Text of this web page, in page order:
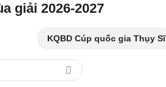
giải 2026-2027
KQBD Cúp quốc gia Thụy Sĩ